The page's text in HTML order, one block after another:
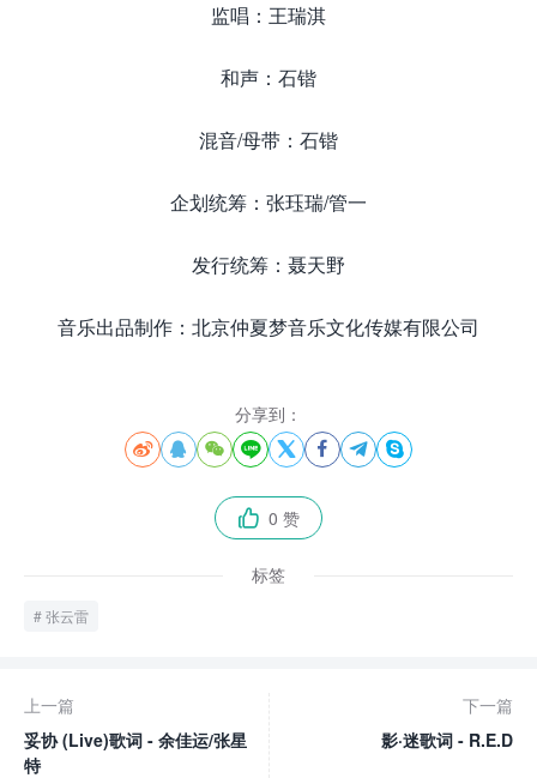
监唱：王瑞淇
和声：石锴
混音/母带：石锴
企划统筹：张珏瑞/管一
发行统筹：聂天野
音乐出品制作：北京仲夏梦音乐文化传媒有限公司
分享到：
       
 0 赞
标签
张云雷
上一篇
妥协 (Live)歌词 - 余佳运/张星
特
下一篇
影·迷歌词 - R.E.D